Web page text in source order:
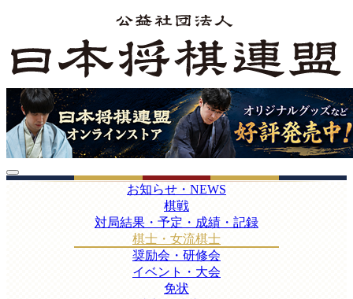
お知らせ・NEWS
棋戦
対局結果・予定・成績・記録
棋士・女流棋士
奨励会・研修会
イベント・大会
免状